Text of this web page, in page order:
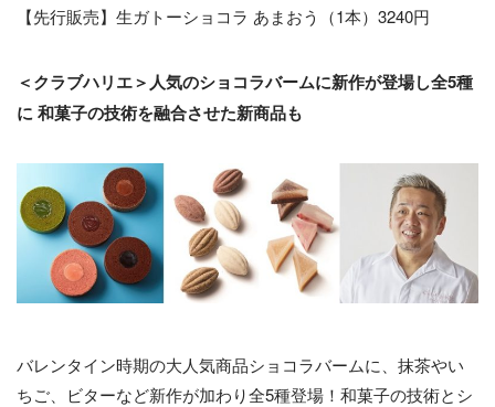
【先行販売】生ガトーショコラ あまおう（1本）3240円
＜クラブハリエ＞人気のショコラバームに新作が登場し全5種
に 和菓子の技術を融合させた新商品も
バレンタイン時期の大人気商品ショコラバームに、抹茶やい
ちご、ビターなど新作が加わり全5種登場！和菓子の技術とシ